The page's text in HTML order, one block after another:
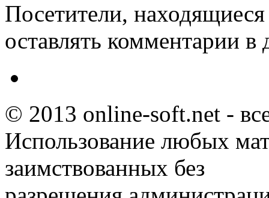
Посетители,
оставлять комментарии в
© 2013 online-soft.net -
Использование любых
заимствованных без